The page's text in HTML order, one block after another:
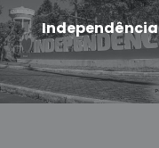
Independência